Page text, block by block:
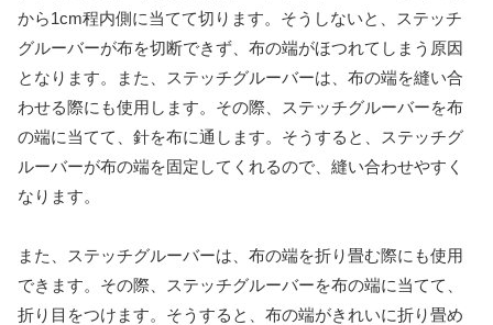
から1cm程内側に当てて切ります。そうしないと、ステッチ
グルーバーが布を切断できず、布の端がほつれてしまう原因
となります。また、ステッチグルーバーは、布の端を縫い合
わせる際にも使用します。その際、ステッチグルーバーを布
の端に当てて、針を布に通します。そうすると、ステッチグ
ルーバーが布の端を固定してくれるので、縫い合わせやすく
なります。
また、ステッチグルーバーは、布の端を折り畳む際にも使用
できます。その際、ステッチグルーバーを布の端に当てて、
折り目をつけます。そうすると、布の端がきれいに折り畳め